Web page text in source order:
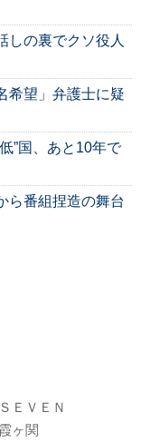
しの裏でクソ役人
希望」弁護士に疑
”国、あと10年で
ら番組捏造の舞台
ＥＶＥＮ
ヶ関